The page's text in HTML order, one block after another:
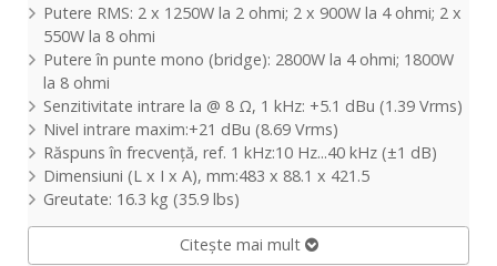
Putere RMS: 2 x 1250W la 2 ohmi; 2 x 900W la 4 ohmi; 2 x
550W la 8 ohmi
Putere în punte mono (bridge): 2800W la 4 ohmi; 1800W
la 8 ohmi
Senzitivitate intrare la @ 8 Ω, 1 kHz: +5.1 dBu (1.39 Vrms)
Nivel intrare maxim:+21 dBu (8.69 Vrms)
Răspuns în frecvență, ref. 1 kHz:10 Hz...40 kHz (±1 dB)
Dimensiuni (L x I x A), mm:483 x 88.1 x 421.5
Greutate: 16.3 kg (35.9 lbs)
Citește mai mult